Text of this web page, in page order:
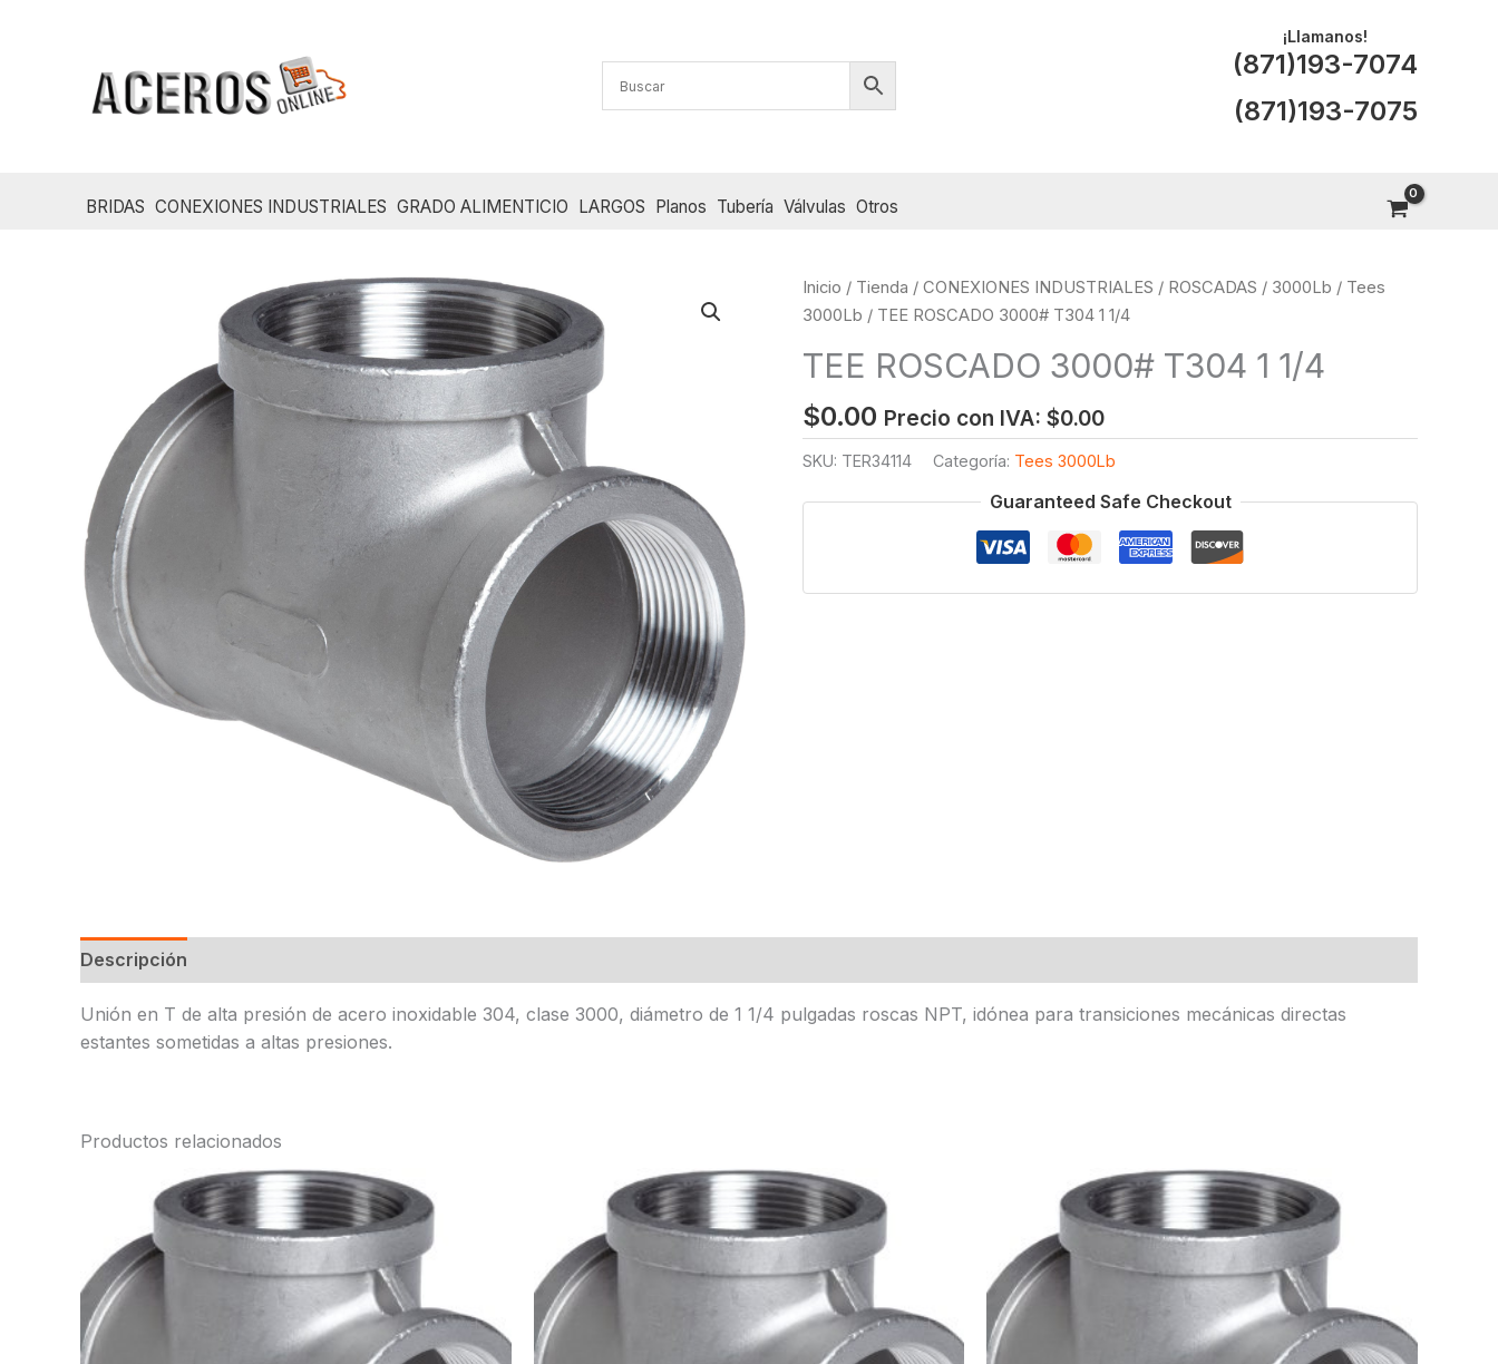
¡Llamanos!
(871)193-7074
(871)193-7075
BRIDAS CONEXIONES INDUSTRIALES GRADO ALIMENTICIO LARGOS Planos Tubería Válvulas Otros
Inicio / Tienda / CONEXIONES INDUSTRIALES / ROSCADAS / 3000Lb / Tees
3000Lb / TEE ROSCADO 3000# T304 1 1/4
TEE ROSCADO 3000# T304 1 1/4
$0.00 Precio con IVA: $0.00
SKU: TER34114 Categoría: Tees 3000Lb
Guaranteed Safe Checkout
Descripción
Unión en T de alta presión de acero inoxidable 304, clase 3000, diámetro de 1 1/4 pulgadas roscas NPT, idónea para transiciones mecánicas directas
estantes sometidas a altas presiones.
Productos relacionados